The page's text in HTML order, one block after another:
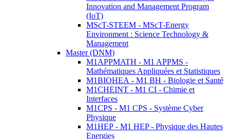
Innovation and Management Program
(IoT)
MScT-STEEM - MScT-Energy
Environment : Science Technology &
Management
Master (DNM)
M1APPMATH - M1 APPMS -
Mathématiques Appliquées et Statistiques
M1BIOHEA - M1 BH - Biologie et Santé
M1CHEINT - M1 CI - Chimie et
Interfaces
M1CPS - M1 CPS - Système Cyber
Physique
M1HEP - M1 HEP - Physique des Hautes
Energies